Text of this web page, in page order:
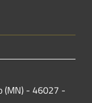
(MN) - 46027 -